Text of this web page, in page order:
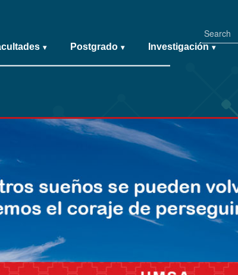
▾ Postgrado ▾ Investigación ▾